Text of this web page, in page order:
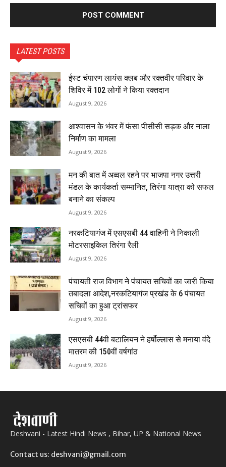
LATEST POSTS
ईस्ट चंपारण लायंस क्लब और रक्तवीर परिवार के
शिविर में 102 लोगों ने किया रक्तदान
August 9, 2026
आश्वासन के भंवर में फंसा पीसीसी सड़क और नाला
निर्माण का मामला
August 9, 2026
मन की बात में अव्वल रहने पर भाजपा नगर उत्तरी
मंडल के कार्यकर्ता सम्मानित, तिरंगा यात्रा को सफल
बनाने का संकल्प
August 9, 2026
नरकटियागंज में एसएसबी 44 वाहिनी ने निकाली
मोटरसाइकिल तिरंगा रैली
August 9, 2026
पंचायती राज विभाग ने पंचायत सचिवों का जारी किया
तबादला आदेश,नरकटियागंज प्रखंड के 6 पंचायत
सचिवों का हुआ ट्रांसफर
August 9, 2026
एसएसबी 44वी बटालियन ने हर्षोल्लास से मनाया वंदे
मातरम की 150वीं वर्षगांठ
August 9, 2026
Deshvani - Latest Hindi News , Bihar, UP & National News
Contact us: deshvani@gmail.com